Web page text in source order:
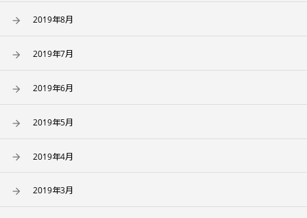
2019年8月
2019年7月
2019年6月
2019年5月
2019年4月
2019年3月